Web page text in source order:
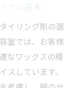
クの基本
イリング剤の選
室では、お客様
なワックスの種
スしています。